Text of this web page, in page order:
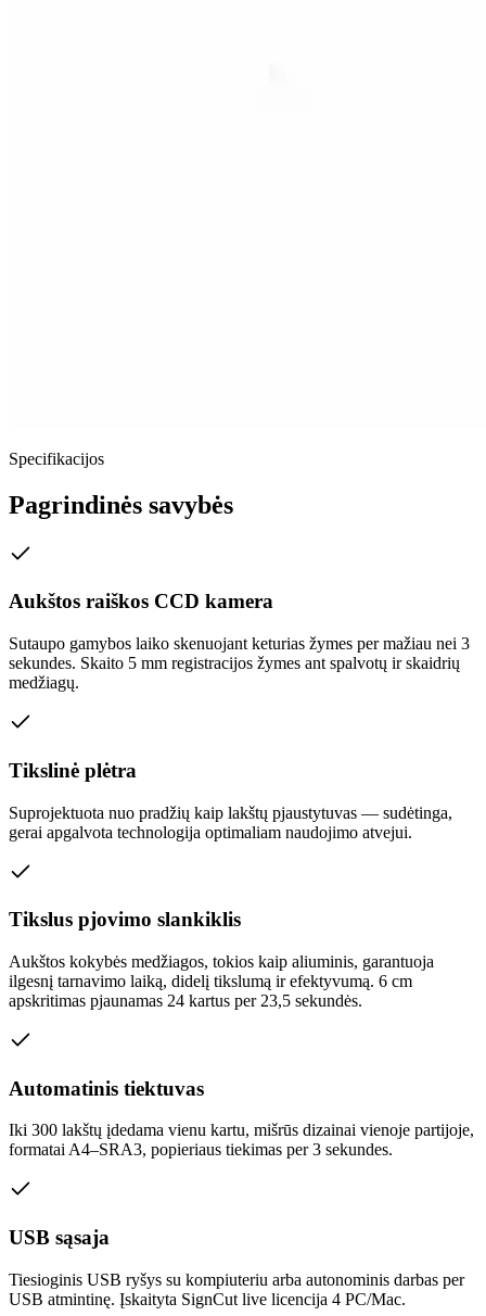
Specifikacijos
Pagrindinės savybės
Aukštos raiškos CCD kamera
Sutaupo gamybos laiko skenuojant keturias žymes per mažiau nei 3
sekundes. Skaito 5 mm registracijos žymes ant spalvotų ir skaidrių
medžiagų.
Tikslinė plėtra
Suprojektuota nuo pradžių kaip lakštų pjaustytuvas — sudėtinga,
gerai apgalvota technologija optimaliam naudojimo atvejui.
Tikslus pjovimo slankiklis
Aukštos kokybės medžiagos, tokios kaip aliuminis, garantuoja
ilgesnį tarnavimo laiką, didelį tikslumą ir efektyvumą. 6 cm
apskritimas pjaunamas 24 kartus per 23,5 sekundės.
Automatinis tiektuvas
Iki 300 lakštų įdedama vienu kartu, mišrūs dizainai vienoje partijoje,
formatai A4–SRA3, popieriaus tiekimas per 3 sekundes.
USB sąsaja
Tiesioginis USB ryšys su kompiuteriu arba autonominis darbas per
USB atmintinę. Įskaityta SignCut live licencija 4 PC/Mac.